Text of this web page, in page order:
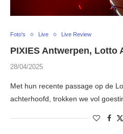
Foto's Live Live Review
PIXIES Antwerpen, Lotto
28/04/2025
Met hun recente passage op de
achterhoofd, trokken we vol